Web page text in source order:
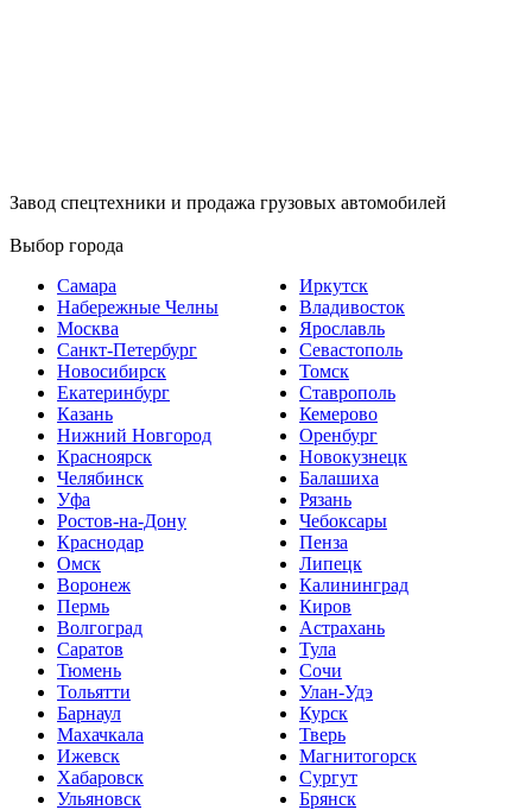
Завод спецтехники и продажа грузовых автомобилей
Выбор города
Самара
Набережные Челны
Москва
Санкт-Петербург
Новосибирск
Екатеринбург
Казань
Нижний Новгород
Красноярск
Челябинск
Уфа
Ростов-на-Дону
Краснодар
Омск
Воронеж
Пермь
Волгоград
Саратов
Тюмень
Тольятти
Барнаул
Махачкала
Ижевск
Хабаровск
Ульяновск
Иркутск
Владивосток
Ярославль
Севастополь
Томск
Ставрополь
Кемерово
Оренбург
Новокузнецк
Балашиха
Рязань
Чебоксары
Пенза
Липецк
Калининград
Киров
Астрахань
Тула
Сочи
Улан-Удэ
Курск
Тверь
Магнитогорск
Сургут
Брянск